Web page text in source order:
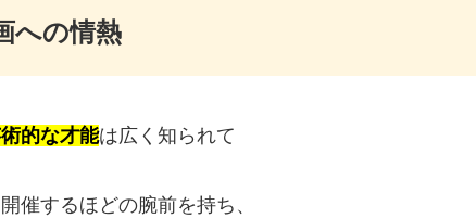
への情熱
的な才能は広く知られて
催するほどの腕前を持ち、